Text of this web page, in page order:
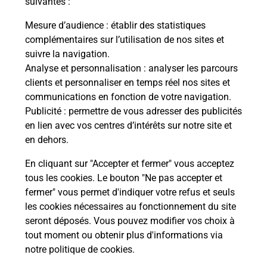
Mesure d’audience : établir des statistiques
complémentaires sur l’utilisation de nos sites et
suivre la navigation.
Analyse et personnalisation : analyser les parcours
clients et personnaliser en temps réel nos sites et
communications en fonction de votre navigation.
Publicité : permettre de vous adresser des publicités
en lien avec vos centres d’intérêts sur notre site et
en dehors.
En cliquant sur "Accepter et fermer" vous acceptez
tous les cookies. Le bouton "Ne pas accepter et
fermer" vous permet d'indiquer votre refus et seuls
les cookies nécessaires au fonctionnement du site
seront déposés. Vous pouvez modifier vos choix à
tout moment ou obtenir plus d'informations via
notre politique de cookies.
Boîte aux lettres La Poste
Collecte du courrier aujourd'hui à 08h00
Route De Mezidon
14340
Belle Vie En Auge
Itinéraire
Le lien s'ouvre dans un nouvel onglet
Localiser Liste Boîtes aux lettres
Calvados
Belle Vie En Auge